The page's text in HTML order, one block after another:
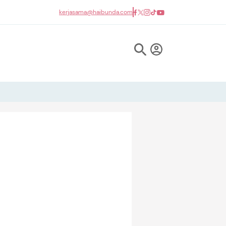
kerjasama@haibunda.com